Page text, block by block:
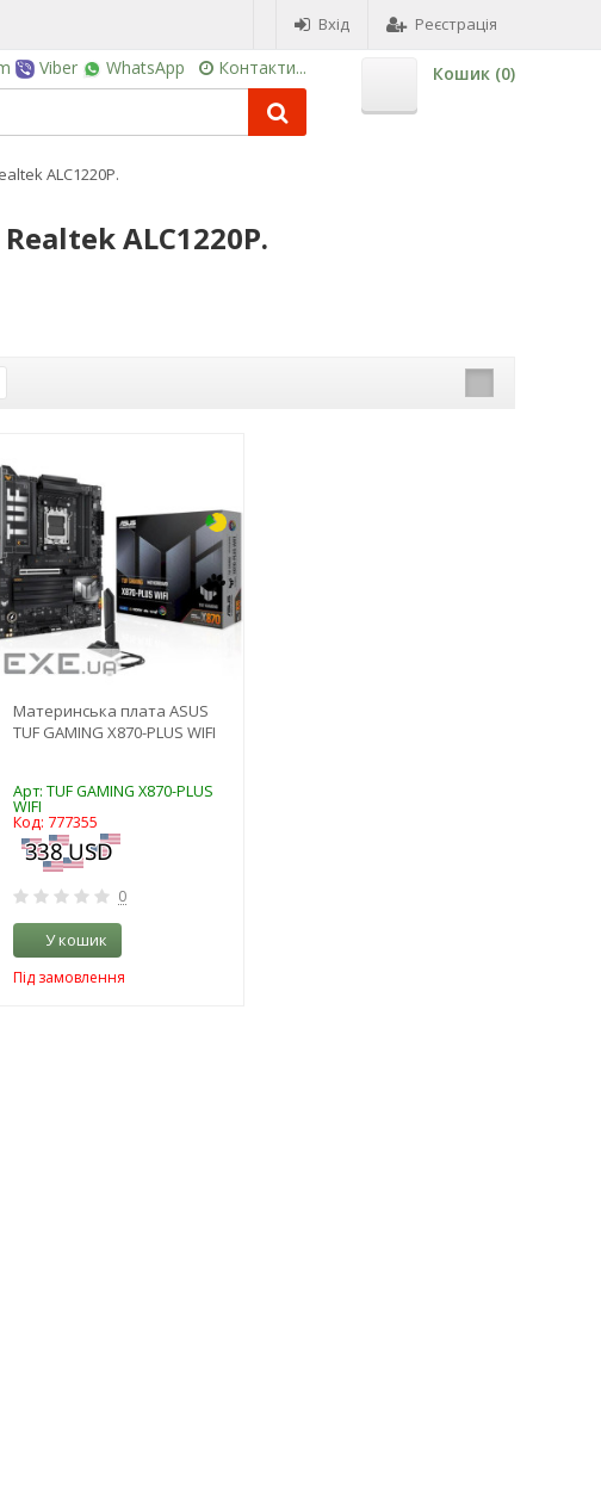
Вхід Реєстрація
Viber WhatsApp Контакти... Кошик (0)
ALC1220P.
ALC1220P.
Материнська плата ASUS
TUF GAMING X870-PLUS WIFI
Арт: TUF GAMING X870-PLUS
WIFI
Код: 777355
0
У кошик
Під замовлення